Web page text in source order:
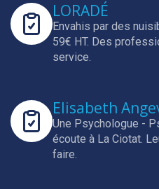
LORADÉ
Envahis par des
59€ HT. Des
service.
Elisabeth
Une Psychologue -
écoute à La Ciotat.
faire.